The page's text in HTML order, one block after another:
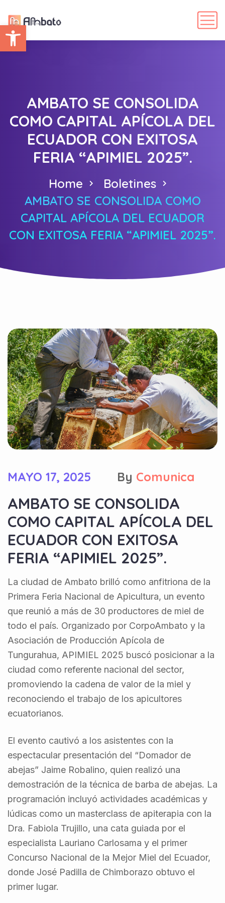
Abrir barra de herramientas
AMBATO SE CONSOLIDA
COMO CAPITAL APÍCOLA DEL
ECUADOR CON EXITOSA
FERIA “APIMIEL 2025”.
Home
Boletines
AMBATO SE CONSOLIDA COMO
CAPITAL APÍCOLA DEL ECUADOR
CON EXITOSA FERIA “APIMIEL 2025”.
MAYO 17, 2025 By Comunica
AMBATO SE CONSOLIDA
COMO CAPITAL APÍCOLA DEL
ECUADOR CON EXITOSA
FERIA “APIMIEL 2025”.
La ciudad de Ambato brilló como anfitriona de la
Primera Feria Nacional de Apicultura, un evento
que reunió a más de 30 productores de miel de
todo el país. Organizado por CorpoAmbato y la
Asociación de Producción Apícola de
Tungurahua, APIMIEL 2025 buscó posicionar a la
ciudad como referente nacional del sector,
promoviendo la cadena de valor de la miel y
reconociendo el trabajo de los apicultores
ecuatorianos.
El evento cautivó a los asistentes con la
espectacular presentación del “Domador de
abejas” Jaime Robalino, quien realizó una
demostración de la técnica de barba de abejas. La
programación incluyó actividades académicas y
lúdicas como un masterclass de apiterapia con la
Dra. Fabiola Trujillo, una cata guiada por el
especialista Lauriano Carlosama y el primer
Concurso Nacional de la Mejor Miel del Ecuador,
donde José Padilla de Chimborazo obtuvo el
primer lugar.